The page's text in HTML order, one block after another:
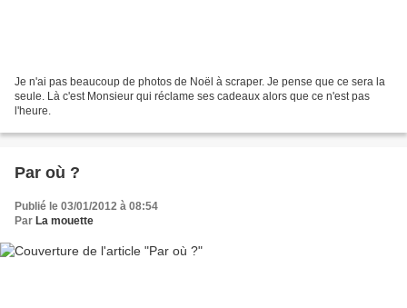
Je n'ai pas beaucoup de photos de Noël à scraper. Je pense que ce sera la
seule. Là c'est Monsieur qui réclame ses cadeaux alors que ce n'est pas
l'heure.
Par où ?
Publié le 03/01/2012 à 08:54
Par La mouette